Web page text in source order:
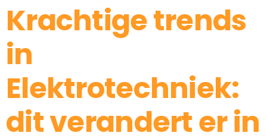
Krachtige trends
in
Elektrotechniek:
dit verandert er in